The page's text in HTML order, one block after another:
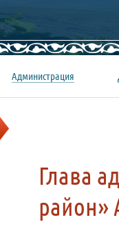
Глава
район»
Администрация